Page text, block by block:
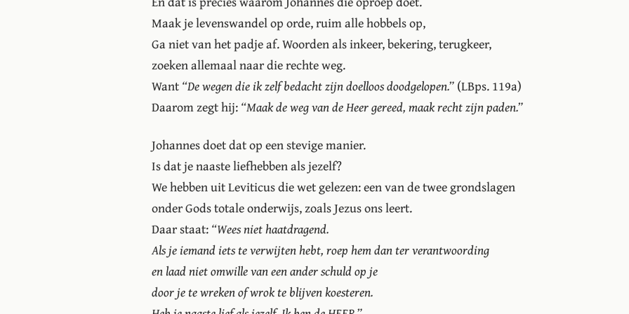
Maak je levenswandel op orde, ruim alle hobbels op,
Ga niet van het padje af. Woorden als inkeer, bekering, terugkeer,
zoeken allemaal naar die rechte weg.
Want“De wegen die ik zelf bedacht zijn doelloos doodgelopen.”(LBps. 119a)
Daarom zegt hij:“Maak de weg van de Heer gereed, maak recht zijn paden.”
Johannes doet dat op een stevige manier.
Is dat je naaste liefhebben als jezelf?
We hebben uit Leviticus die wet gelezen: een van de twee grondslagen
onder Gods totale onderwijs, zoals Jezus ons leert.
Daar staat:“Wees niet haatdragend.
Als je iemand iets te verwijten hebt, roep hem dan ter verantwoording
en laad niet omwille van een ander schuld op je
door je te wreken of wrok te blijven koesteren.